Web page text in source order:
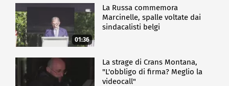
01:36
La Russa commemora
Marcinelle, spalle voltate dai
sindacalisti belgi
La strage di Crans Montana,
"L'obbligo di firma? Meglio la
videocall"